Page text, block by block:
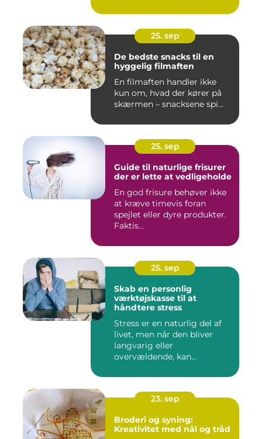
25. sep
De bedste snacks til en
hyggelig filmaften
En filmaften handler ikke
kun om, hvad der kører på
skærmen – snacksene spi...
25. sep
Guide til naturlige frisurer
der er lette at vedligeholde
En god frisure behøver ikke
at kræve timevis foran
spejlet eller dyre produkter.
Faktis...
25. sep
Skab en personlig
værktøjskasse til at
håndtere stress
Stress er en naturlig del af
livet, men når den bliver
langvarig eller
overvældende, kan...
23. sep
Broderi og syning:
Kreativitet med nål og tråd